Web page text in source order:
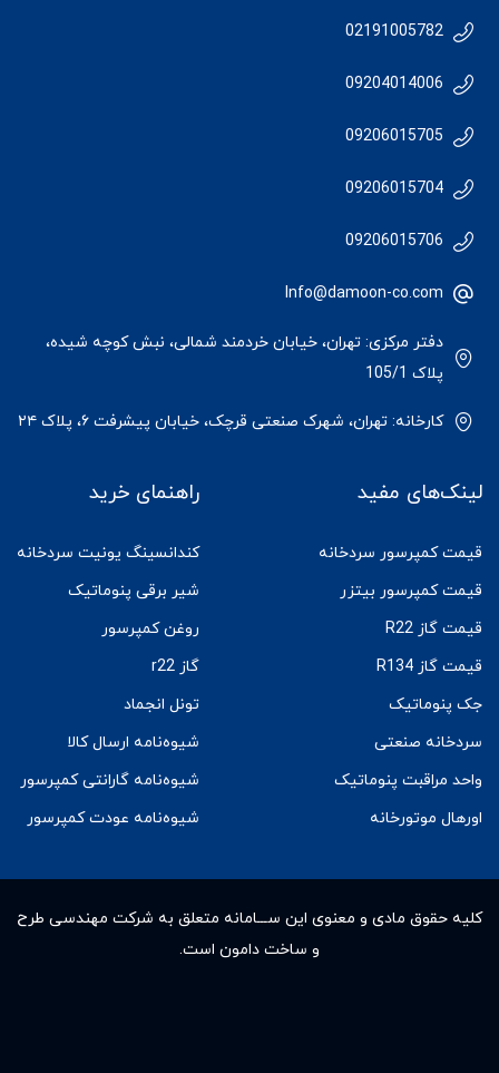
02191005782
09204014006
09206015705
09206015704
09206015706
Info@damoon-co.com
دفتر مرکزی: تهران، خیابان خردمند شمالی، نبش کوچه شیده،
پلاک 105/1
کارخانه: تهران، شهرک صنعتی قرچک، خیابان پیشرفت ۶، پلاک ۲۴
لینک‌های مفید
قیمت کمپرسور سردخانه
قیمت کمپرسور بیتزر
قیمت گاز R22
قیمت گاز R134
جک پنوماتیک
سردخانه صنعتی
واحد مراقبت پنوماتیک
اورهال موتورخانه
راهنمای خرید
کندانسینگ یونیت سردخانه
شیر برقی پنوماتیک
روغن کمپرسور
گاز r22
تونل انجماد
شیوه‌نامه ارسال کالا
شیوه‌نامه گارانتی کمپرسور
شیوه‌نامه عودت کمپرسور
کلیه حقوق مادى و معنوى این ســـامانه متعلق به شرکت مهندسی طرح
و ساخت دامون است.